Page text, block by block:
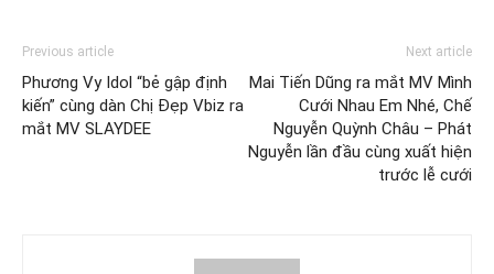
Previous article
Phương Vy Idol “bẻ gập định
kiến” cùng dàn Chị Đẹp Vbiz ra
mắt MV SLAYDEE
Next article
Mai Tiến Dũng ra mắt MV Mình
Cưới Nhau Em Nhé, Chế
Nguyễn Quỳnh Châu – Phát
Nguyễn lần đầu cùng xuất hiện
trước lễ cưới